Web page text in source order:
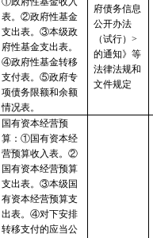
府债务信息
公开办法
（试行） >
的通知》等
法律法规和
文件规定
表。②政府性基金
支出表。③本级政
府性基金支出表。
④政府性基金转移
支付表。⑤政府专
项债务限额和余额
情况表。
国有资本经营预
算： ①国有资本经
营预算收入表。②
国有资本经营预算
支出表。③本级国
有资本经营预算支
出表。④对下安排
转移支付的应当公